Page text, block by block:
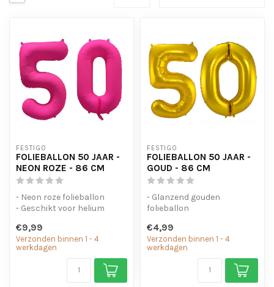
FESTIGO
FOLIEBALLON 50 JAAR -
NEON ROZE - 86 CM
- Neon roze folieballon
- Geschikt voor helium
op te...
€9,99
Verzonden binnen 1 - 4
werkdagen
FESTIGO
FOLIEBALLON 50 JAAR -
GOUD - 86 CM
- Glanzend gouden
folieballon
lucht
- Met oogjes om ...
€4,99
Verzonden binnen 1 - 4
werkdagen